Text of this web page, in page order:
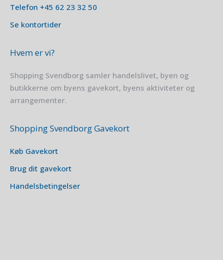
Telefon +45 62 23 32 50
Se kontortider
Hvem er vi?
Shopping Svendborg samler handelslivet, byen og
butikkerne om byens gavekort, byens aktiviteter og
arrangementer.
Shopping Svendborg Gavekort
Køb Gavekort
Brug dit gavekort
Handelsbetingelser